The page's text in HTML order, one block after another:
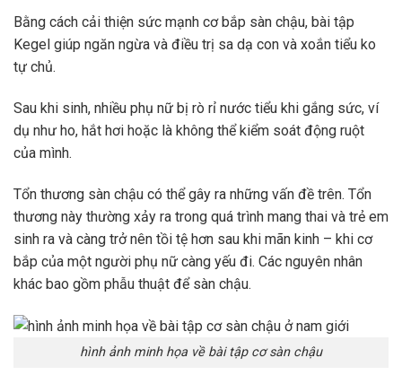
Bằng cách cải thiện sức mạnh cơ bắp sàn chậu, bài tập
Kegel giúp ngăn ngừa và điều trị sa dạ con và xoắn tiểu ko
tự chủ.
Sau khi sinh, nhiều phụ nữ bị rò rỉ nước tiểu khi gắng sức, ví
dụ như ho, hắt hơi hoặc là không thể kiểm soát động ruột
của mình.
Tổn thương sàn chậu có thể gây ra những vấn đề trên. Tổn
thương này thường xảy ra trong quá trình mang thai và trẻ em
sinh ra và càng trở nên tồi tệ hơn sau khi mãn kinh – khi cơ
bắp của một người phụ nữ càng yếu đi. Các nguyên nhân
khác bao gồm phẫu thuật để sàn chậu.
hình ảnh minh họa về bài tập cơ sàn chậu